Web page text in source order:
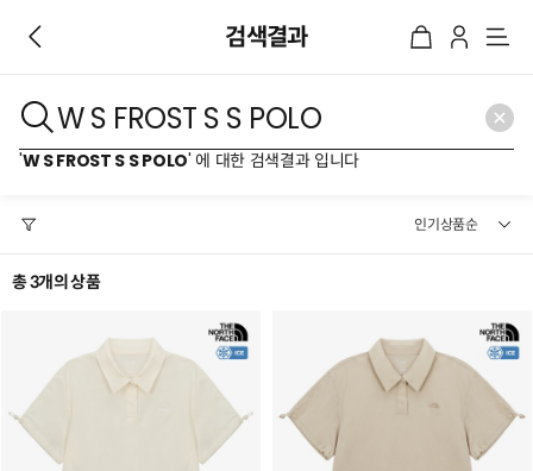
검색결과
메
'W S FROST S S POLO' 에 대한 검색결과 입니다
총 3개의 상품